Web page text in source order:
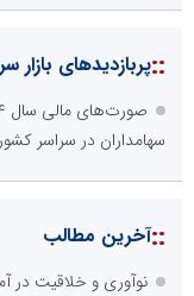
::پربازدیدهای بازار
سهامداران در سراسر کشور
::آخرین مطالب
نوآوری و خلاقیت در